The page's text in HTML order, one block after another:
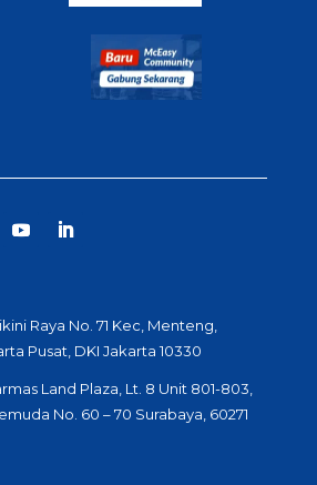
Raya No. 71 Kec, Menteng,
Pusat, DKI Jakarta 10330
Land Plaza, Lt. 8 Unit 801-803,
No. 60 – 70 Surabaya, 60271